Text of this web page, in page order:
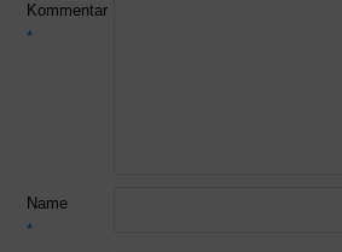
Kommentar
*
Name
*